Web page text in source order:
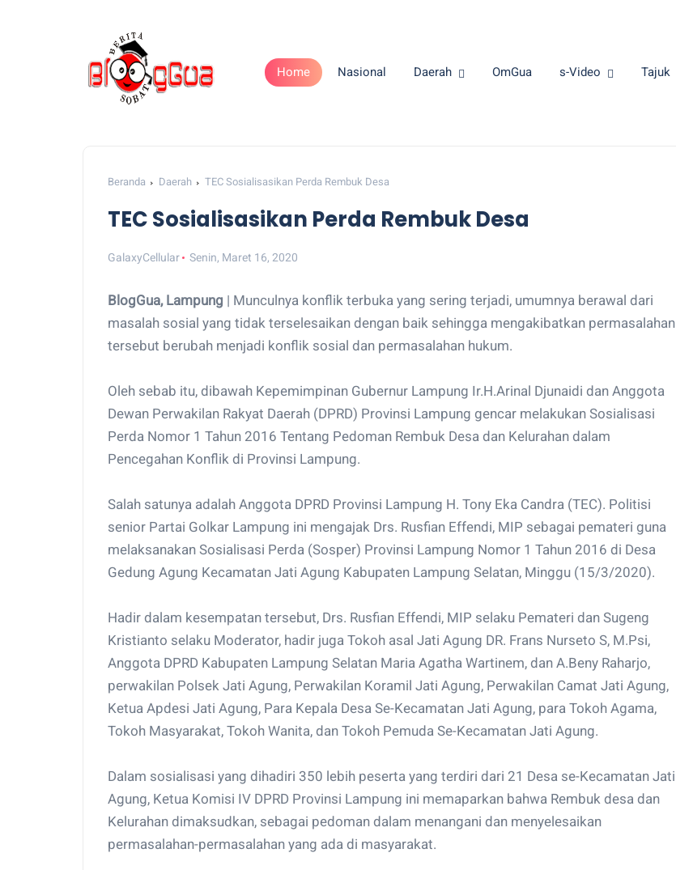
Home Nasional Daerah OmGua s-Video Tajuk
Beranda Daerah TEC Sosialisasikan Perda Rembuk Desa
TEC Sosialisasikan Perda Rembuk Desa
GalaxyCellular Senin, Maret 16, 2020
BlogGua, Lampung | Munculnya konflik terbuka yang sering terjadi, umumnya berawal dari
masalah sosial yang tidak terselesaikan dengan baik sehingga mengakibatkan permasalahan
tersebut berubah menjadi konflik sosial dan permasalahan hukum.
Oleh sebab itu, dibawah Kepemimpinan Gubernur Lampung Ir.H.Arinal Djunaidi dan Anggota
Dewan Perwakilan Rakyat Daerah (DPRD) Provinsi Lampung gencar melakukan Sosialisasi
Perda Nomor 1 Tahun 2016 Tentang Pedoman Rembuk Desa dan Kelurahan dalam
Pencegahan Konflik di Provinsi Lampung.
Salah satunya adalah Anggota DPRD Provinsi Lampung H. Tony Eka Candra (TEC). Politisi
senior Partai Golkar Lampung ini mengajak Drs. Rusfian Effendi, MIP sebagai pemateri guna
melaksanakan Sosialisasi Perda (Sosper) Provinsi Lampung Nomor 1 Tahun 2016 di Desa
Gedung Agung Kecamatan Jati Agung Kabupaten Lampung Selatan, Minggu (15/3/2020).
Hadir dalam kesempatan tersebut, Drs. Rusfian Effendi, MIP selaku Pemateri dan Sugeng
Kristianto selaku Moderator, hadir juga Tokoh asal Jati Agung DR. Frans Nurseto S, M.Psi,
Anggota DPRD Kabupaten Lampung Selatan Maria Agatha Wartinem, dan A.Beny Raharjo,
perwakilan Polsek Jati Agung, Perwakilan Koramil Jati Agung, Perwakilan Camat Jati Agung,
Ketua Apdesi Jati Agung, Para Kepala Desa Se-Kecamatan Jati Agung, para Tokoh Agama,
Tokoh Masyarakat, Tokoh Wanita, dan Tokoh Pemuda Se-Kecamatan Jati Agung.
Dalam sosialisasi yang dihadiri 350 lebih peserta yang terdiri dari 21 Desa se-Kecamatan Jati
Agung, Ketua Komisi IV DPRD Provinsi Lampung ini memaparkan bahwa Rembuk desa dan
Kelurahan dimaksudkan, sebagai pedoman dalam menangani dan menyelesaikan
permasalahan-permasalahan yang ada di masyarakat.